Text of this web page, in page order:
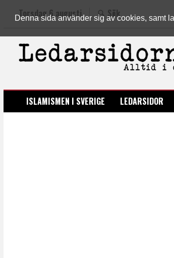
Denna sida använder sig av cookies, samt
Torsdag 6 augusti Sök
LEDARSIDORNA.SE
ISLAMISMEN I SVERIGE LEDARSIDOR